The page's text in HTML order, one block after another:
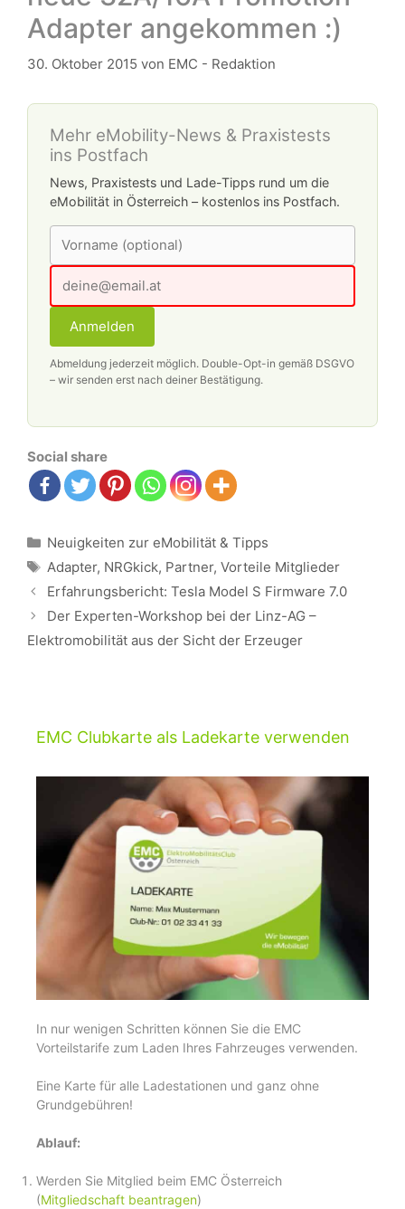
Adapter angekommen :)
30. Oktober 2015 von EMC - Redaktion
Mehr eMobility-News & Praxistests
ins Postfach
News, Praxistests und Lade-Tipps rund um die
eMobilität in Österreich – kostenlos ins Postfach.
Anmelden
Abmeldung jederzeit möglich. Double-Opt-in gemäß DSGVO
– wir senden erst nach deiner Bestätigung.
Social share
Kategorien
Neuigkeiten zur eMobilität & Tipps
Schlagwörter
Adapter, NRGkick, Partner, Vorteile Mitglieder
Beitrags-
Navigation
Erfahrungsbericht: Tesla Model S Firmware 7.0
Der Experten-Workshop bei der Linz-AG –
Elektromobilität aus der Sicht der Erzeuger
EMC Clubkarte als Ladekarte verwenden
In nur wenigen Schritten können Sie die EMC
Vorteilstarife zum Laden Ihres Fahrzeuges verwenden.
Eine Karte für alle Ladestationen und ganz ohne
Grundgebühren!
Ablauf:
Werden Sie Mitglied beim EMC Österreich
(Mitgliedschaft beantragen)